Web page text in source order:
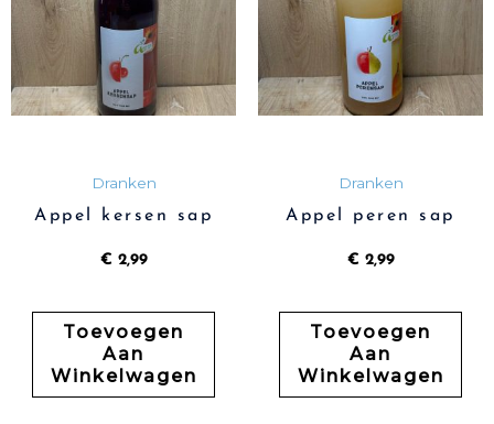
Dranken
Appel kersen sap
€ 2,99
Toevoegen
Aan
Winkelwagen
Dranken
Appel peren sap
€ 2,99
Toevoegen
Aan
Winkelwagen